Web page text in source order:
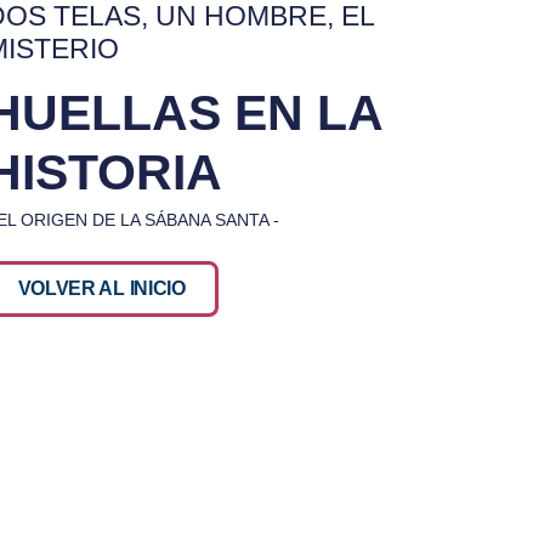
TELAS, UN HOMBRE, EL
EN LA
ORIGEN DE LA SÁBANA SANTA -
VOLVER AL INICIO